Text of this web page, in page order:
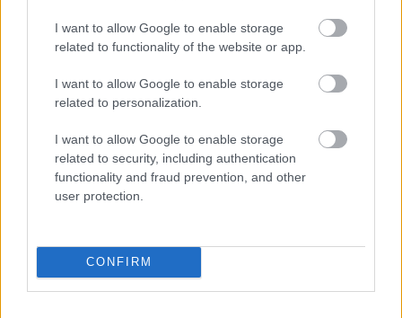
I want to allow Google to enable storage
related to functionality of the website or app.
I want to allow Google to enable storage
related to personalization.
I want to allow Google to enable storage
related to security, including authentication
functionality and fraud prevention, and other
user protection.
CONFIRM
korrigálni azt a hatalmas hátrányt, amivel eleinte rendelkeztünk.
Valószínűleg nehéz elképzelni, hogy ebben a ritmusban fogjuk
hogy ledolgozzuk ezt az utolsó három tizedmásodpercet.”